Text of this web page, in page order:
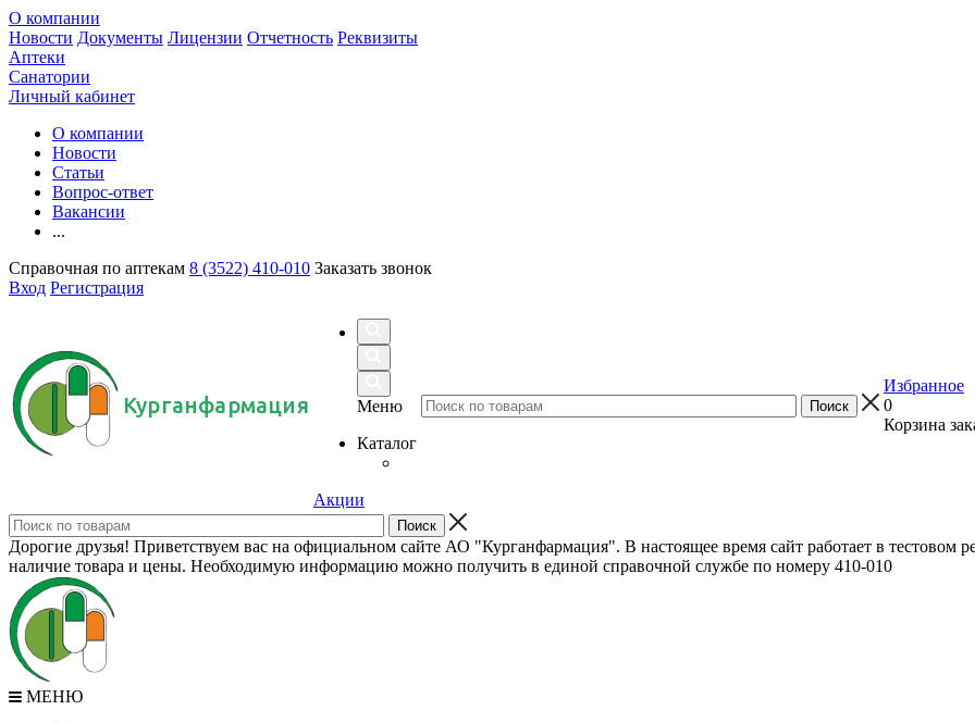
О компании
Новости Документы Лицензии Отчетность Реквизиты
Аптеки
Санатории
Личный кабинет
О компании
Новости
Статьи
Вопрос-ответ
Вакансии
...
Справочная по аптекам 8 (3522) 410-010 Заказать звонок
Вход Регистрация
Курганфармация
Меню
Каталог
Акции
Избранное
0
Корзина
Дорогие друзья! Приветствуем вас на официальном сайте АО "Курганфармация". В настоящее время сайт работает в тестовом
наличие товара и цены. Необходимую информацию можно получить в единой справочной службе по номеру 410-010
МЕНЮ